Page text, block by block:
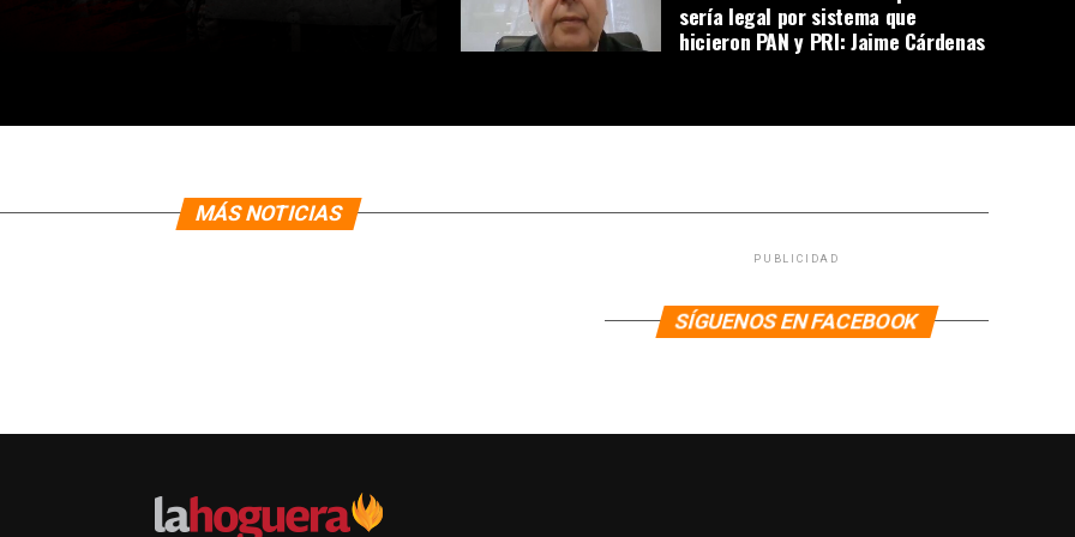
sería legal por sistema que
hicieron PAN y PRI: Jaime Cárdenas
MÁS NOTICIAS
PUBLICIDAD
SÍGUENOS EN FACEBOOK